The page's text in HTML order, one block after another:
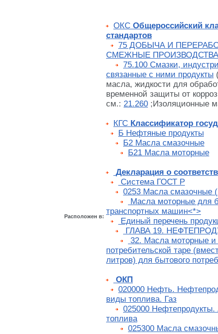
Расположен в:
ОКС Общероссийский
стандартов
75 ДОБЫЧА И
СМЕЖНЫЕ ПРОИЗВОДСТВА
75.100 Смазки,
связанные с ними продукты
масла, жидкости для
временной защиты от
см.: 21.260 ;Изоляционные
КГС Классификатор
Б Нефтяные продукты
Б2 Масла смазочные
Б21 Масла моторные
Декларация о
Cистема ГОСТ Р
0253 Масла смазочные
Масла моторные для
транспортных машин<*>
Единый перечень
ГЛАВА 19.
32. Масла моторные
потребительской таре
литров) для бытового
ОКП
020000 Нефть.
виды топлива. Газ
025000
топлива
025300 Масла